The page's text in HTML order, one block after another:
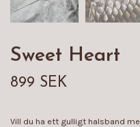
Sweet Heart
899 SEK
Vill du ha ett gulligt halsband